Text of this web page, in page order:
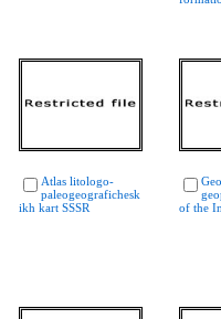
Atlas litologo-
paleogeografichesk
ikh kart SSSR
of the